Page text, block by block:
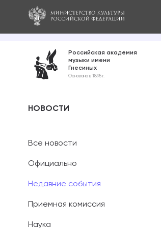
Российская академия
музыки имени
Гнесиных
Основана в 1895 г.
НОВОСТИ
Все новости
Официально
Недавние события
Приемная комиссия
Наука